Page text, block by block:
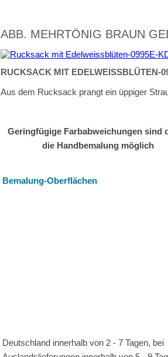
ABB. MEHRTÖNIG BRAUN
RUCKSACK MIT EDELWEISSBLÜTEN-
Aus dem Rucksack prangt ein üppiger
Geringfügige Farbabweichungen sind
die Handbemalung möglich
Bemalung-Oberflächen
Deutschland innerhalb von 2 - 7 Tagen, bei